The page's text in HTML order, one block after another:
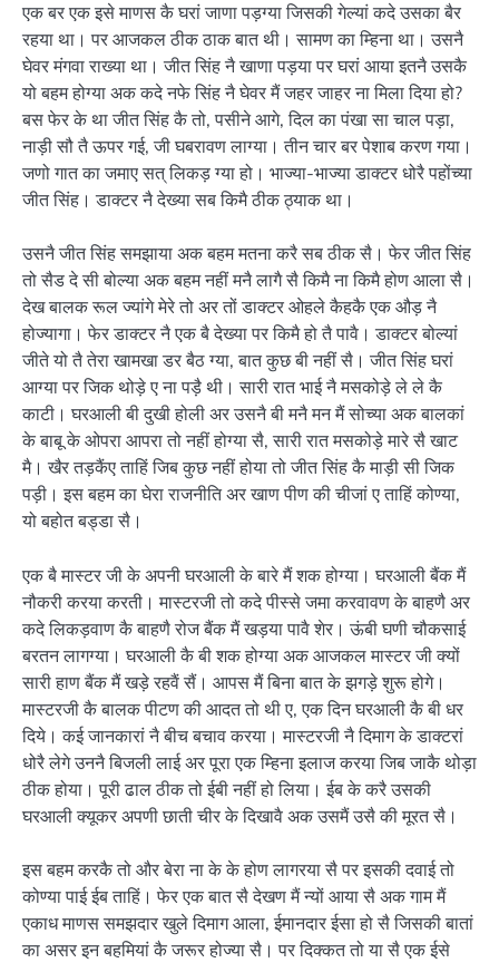
एक बर एक इसे माणस कै घरां जाणा पड़ग्या जिसकी गेल्यां कदे उसका बैर
रहया था। पर आजकल ठीक ठाक बात थी। सामण का म्हिना था। उसनै
घेवर मंगवा राख्या था। जीत सिंह नै खाणा पड़या पर घरां आया इतनै उसकै
यो बहम होग्या अक कदे नफे सिंह नै घेवर मैं जहर जाहर ना मिला दिया हो?
बस फेर के था जीत सिंह कै तो, पसीने आगे, दिल का पंखा सा चाल पड़ा,
नाड़ी सौ तै ऊपर गई, जी घबरावण लाग्या। तीन चार बर पेशाब करण गया।
जणो गात का जमाए सत् लिकड़ ग्या हो। भाज्या-भाज्या डाक्टर धोरै पहोंच्या
जीत सिंह। डाक्टर नै देख्या सब किमै ठीक ठ्याक था।
उसनै जीत सिंह समझाया अक बहम मतना करै सब ठीक सै। फेर जीत सिंह
तो सैड दे सी बोल्या अक बहम नहीं मनै लागै सै किमै ना किमै होण आला सै।
देख बालक रूल ज्यांगे मेरे तो अर तों डाक्टर ओहले कैहकै एक औड़ नै
होज्यागा। फेर डाक्टर नै एक बै देख्या पर किमै हो तै पावै। डाक्टर बोल्यां
जीते यो तै तेरा खामखा डर बैठ ग्या, बात कुछ बी नहीं सै। जीत सिंह घरां
आग्या पर जिक थोड़े ए ना पड़ै थी। सारी रात भाई नै मसकोड़े ले ले कै
काटी। घरआली बी दुखी होली अर उसनै बी मनै मन मैं सोच्या अक बालकां
के बाबू के ओपरा आपरा तो नहीं होग्या सै, सारी रात मसकोड़े मारे सै खाट
मै। खैर तड़कैंए ताहिं जिब कुछ नहीं होया तो जीत सिंह कै माड़ी सी जिक
पड़ी। इस बहम का घेरा राजनीति अर खाण पीण की चीजां ए ताहिं कोण्या,
यो बहोत बड्डा सै।
एक बै मास्टर जी के अपनी घरआली के बारे मैं शक होग्या। घरआली बैंक मैं
नौकरी करया करती। मास्टरजी तो कदे पीस्से जमा करवावण के बाहणै अर
कदे लिकड़वाण कै बाहणै रोज बैंक मैं खड़या पावै शेर। ऊंबी घणी चौकसाई
बरतन लागग्या। घरआली कै बी शक होग्या अक आजकल मास्टर जी क्यों
सारी हाण बैंक मैं खड़े रहवैं सैं। आपस मैं बिना बात के झगड़े शुरू होगे।
मास्टरजी कै बालक पीटण की आदत तो थी ए, एक दिन घरआली कै बी धर
दिये। कई जानकारां नै बीच बचाव करया। मास्टरजी नै दिमाग के डाक्टरां
धोरै लेगे उननै बिजली लाई अर पूरा एक म्हिना इलाज करया जिब जाकै थोड़ा
ठीक होया। पूरी ढाल ठीक तो ईबी नहीं हो लिया। ईब के करै उसकी
घरआली क्यूकर अपणी छाती चीर के दिखावै अक उसमैं उसै की मूरत सै।
इस बहम करकै तो और बेरा ना के के होण लागरया सै पर इसकी दवाई तो
कोण्या पाई ईब ताहिं। फेर एक बात सै देखण मैं न्यों आया सै अक गाम मैं
एकाध माणस समझदार खुले दिमाग आला, ईमानदार ईसा हो सै जिसकी बातां
का असर इन बहमियां कै जरूर होज्या सै। पर दिक्कत तो या सै एक ईसे